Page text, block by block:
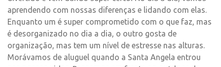
aprendendo com nossas diferenças e lidando com elas.
Enquanto um é super comprometido com o que faz, mas
é desorganizado no dia a dia, o outro gosta de
organização, mas tem um nível de estresse nas alturas.
Morávamos de aluguel quando a Santa Angela entrou